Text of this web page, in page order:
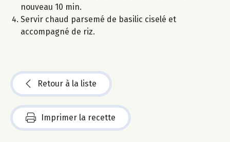
nouveau 10 min.
Servir chaud parsemé de basilic ciselé et
accompagné de riz.
Retour à la liste
Imprimer la recette